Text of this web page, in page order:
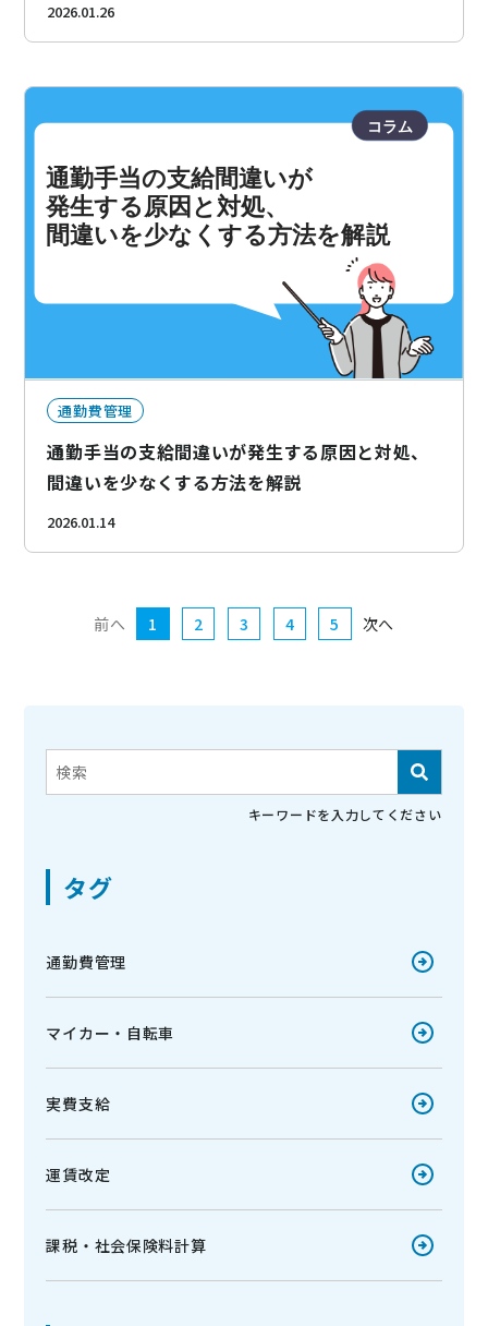
2026.01.26
通勤費管理
通勤手当の支給間違いが発生する原因と対処、
間違いを少なくする方法を解説
2026.01.14
前へ 1 2 3 4 5 次へ
これは、自動候補機能付きの検索フィールドです。
検索フィールドが空なので、候補はありません。
キーワードを入力してください
タグ
通勤費管理
マイカー・自転車
実費支給
運賃改定
課税・社会保険料計算